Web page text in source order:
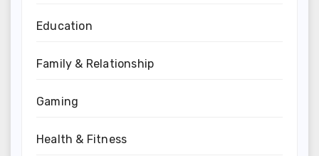
Education
Family & Relationship
Gaming
Health & Fitness